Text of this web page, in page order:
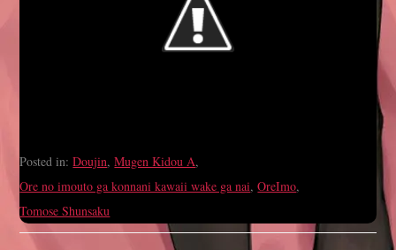
Posted in:Doujin,Mugen Kidou A,
Ore no imouto ga konnani kawaii wake ga nai,OreImo,
Tomose Shunsaku